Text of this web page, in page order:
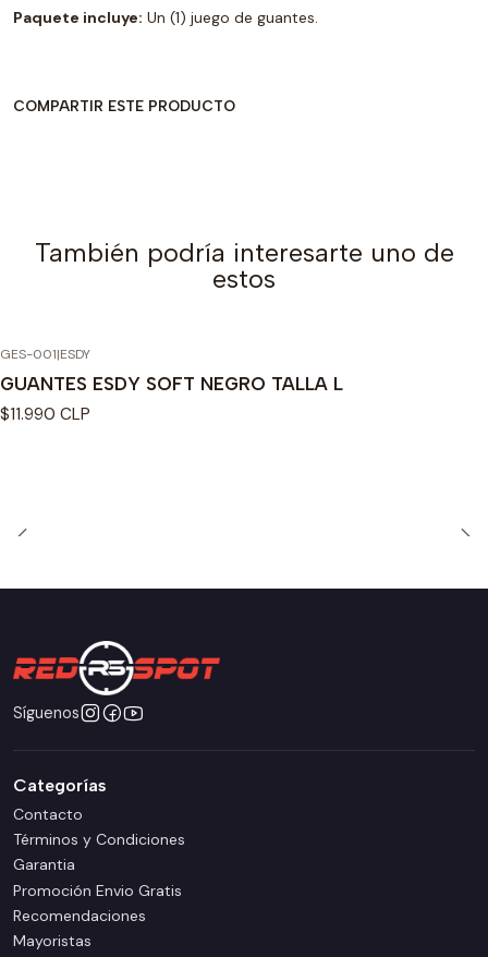
Paquete incluye: Un (1) juego de guantes.
COMPARTIR ESTE PRODUCTO
También podría interesarte uno de
estos
GES-001|ESDY
GUANTES ESDY SOFT NEGRO TALLA L
$11.990 CLP
Síguenos
Categorías
Contacto
Términos y Condiciones
Garantia
Promoción Envio Gratis
Recomendaciones
Mayoristas